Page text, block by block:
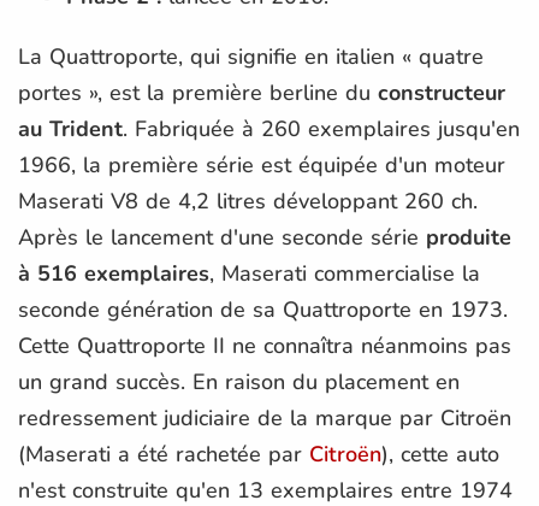
La Quattroporte, qui signifie en italien « quatre
portes », est la première berline du constructeur
au Trident. Fabriquée à 260 exemplaires jusqu'en
1966, la première série est équipée d'un moteur
Maserati V8 de 4,2 litres développant 260 ch.
Après le lancement d'une seconde série produite
à 516 exemplaires, Maserati commercialise la
seconde génération de sa Quattroporte en 1973.
Cette Quattroporte II ne connaîtra néanmoins pas
un grand succès. En raison du placement en
redressement judiciaire de la marque par Citroën
(Maserati a été rachetée par Citroën), cette auto
n'est construite qu'en 13 exemplaires entre 1974